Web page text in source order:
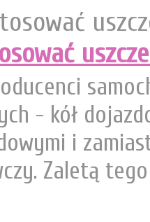
- kół
i
Zaletą